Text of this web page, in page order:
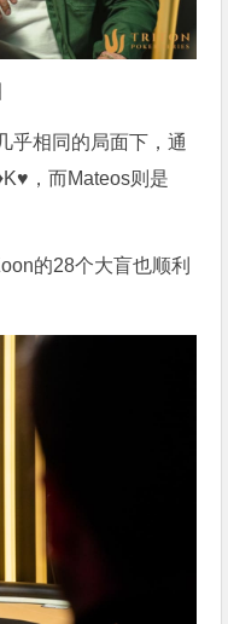
乎相同的局面下，通
，而Mateos则是
的28个大盲也顺利